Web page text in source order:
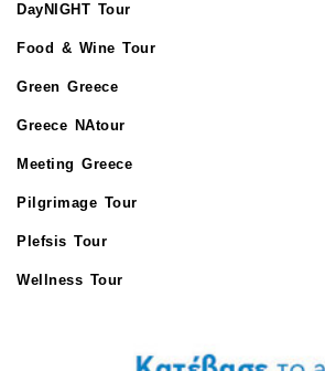
DayNIGHT Tour
Food & Wine Tour
Green Greece
Greece NAtour
Meeting Greece
Pilgrimage Tour
Plefsis Tour
Wellness Tour